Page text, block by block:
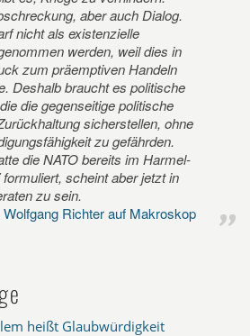
aber auch Dialog.
nicht als existenzielle
werden, weil dies in
zum präemptiven Handeln
Deshalb braucht es politische
die gegenseitige politische
sicherstellen, ohne
zu gefährden.
die NATO bereits im Harmel-
scheint aber jetzt in
zu sein.
Richter auf Makroskop
heißt Glaubwürdigkeit